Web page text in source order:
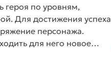
героя по уровням,
Для достижения успеха
персонажа.
для него новое